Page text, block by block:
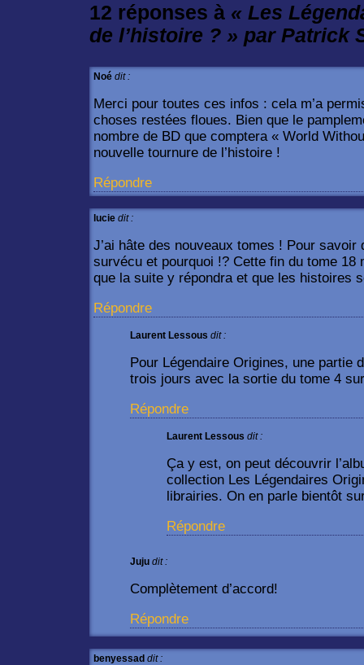
12 réponses à « Les
de l’histoire ? » par Patrick
Noé dit :
Merci pour toutes ces infos : cela m’a
choses restées floues. Bien que le
nombre de BD que comptera « World
nouvelle tournure de l’histoire !
Répondre
lucie dit :
J’ai hâte des nouveaux tomes ! Pour savoir
survécu et pourquoi !? Cette fin du tome 18
que la suite y répondra et que les histoires
Répondre
Laurent Lessous dit :
Pour Légendaire Origines, une partie
trois jours avec la sortie du tome 4
Répondre
Laurent Lessous dit :
Ça y est, on peut découvrir
collection Les Légendaires
librairies. On en parle bientôt
Répondre
Juju dit :
Complètement d’accord!
Répondre
benyessad dit :